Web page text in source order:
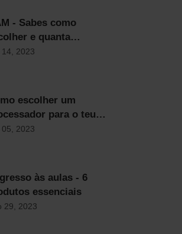
- Sabes como
e quanta
14, 2023
escolher um
para o teu
05, 2023
às aulas - 6
essenciais
29, 2023